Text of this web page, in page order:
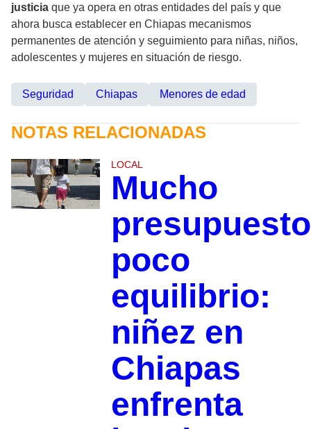
justicia que ya opera en otras entidades del país y que
ahora busca establecer en Chiapas mecanismos
permanentes de atención y seguimiento para niñas, niños,
adolescentes y mujeres en situación de riesgo.
Seguridad Chiapas Menores de edad
NOTAS RELACIONADAS
LOCAL
Mucho
poco
equilibrio:
niñez en
Chiapas
enfrenta